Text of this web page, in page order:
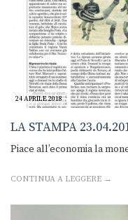
24 APRILE 2018
LA STAMPA
Piace all’economia la
CONTINUA A LEGGERE →